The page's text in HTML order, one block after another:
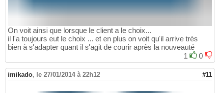
On voit ainsi que lorsque le client a le choix...
il l'a toujours eut le choix ... et en plus on voit qu'il arrive très
bien à s'adapter quant il s'agit de courir après la nouveauté
1
0
imikado, le 27/01/2014 à 22h12 #11